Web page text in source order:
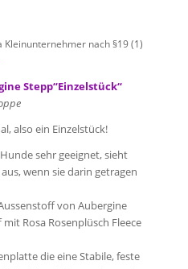
nach §19 (1)
Stepp“Einzelstück“
also ein Einzelstück!
sehr geeignet, sieht
wenn sie darin getragen
von Aubergine
Rosa Rosenplüsch Fleece
die eine Stabile, feste